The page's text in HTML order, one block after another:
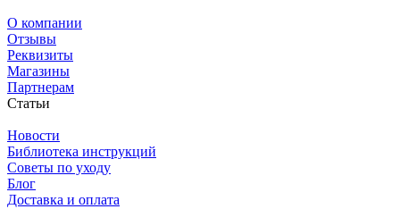
О компании
Отзывы
Реквизиты
Магазины
Партнерам
Статьи
Новости
Библиотека инструкций
Советы по уходу
Блог
Доставка и оплата